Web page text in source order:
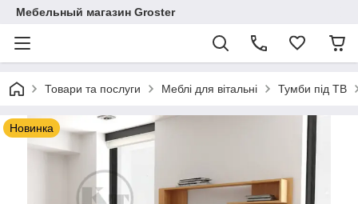
Мебельный магазин Groster
Товари та послуги Меблі для вітальні Тумби під ТВ
Новинка